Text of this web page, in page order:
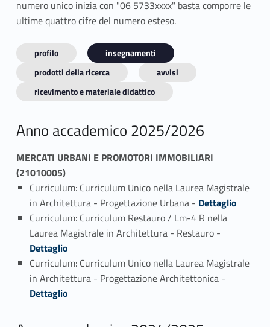
numero unico inizia con "06 5733xxxx" basta comporre le
ultime quattro cifre del numero esteso.
profilo
insegnamenti
prodotti della ricerca
avvisi
ricevimento e materiale didattico
Anno accademico 2025/2026
MERCATI URBANI E PROMOTORI IMMOBILIARI
(21010005)
Curriculum: Curriculum Unico nella Laurea Magistrale
in Architettura - Progettazione Urbana - Link identifier #identifier_person_183006-1
Dettaglio
Curriculum: Curriculum Restauro / Lm-4 R nella
Laurea Magistrale in Architettura - Restauro -
Dettaglio
Curriculum: Curriculum Unico nella Laurea Magistrale
in Architettura - Progettazione Architettonica -
Dettaglio